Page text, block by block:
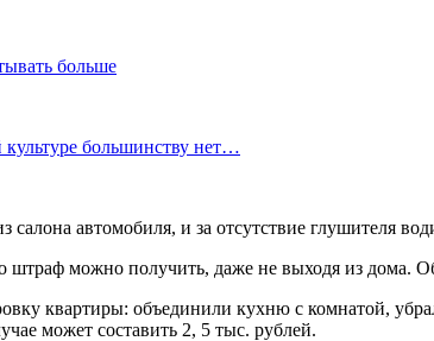
больше
культуре большинству нет…
автомобиля, и за отсутствие глушителя
штраф можно получить, даже не выходя из
квартиры: объединили кухню с комнатой,
может составить 2, 5 тыс. рублей.